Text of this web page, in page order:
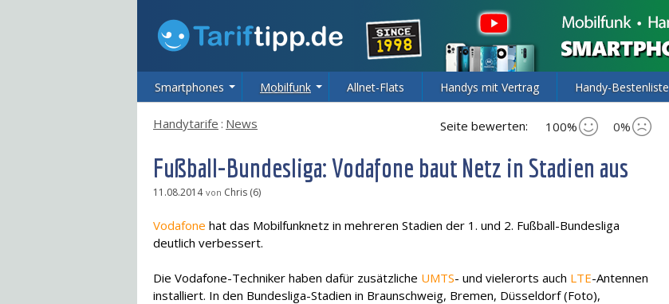
Smartphones Mobilfunk Allnet-Flats Handys mit Vertrag Handy-Bestenliste
Seite bewerten: 100% 0%
Handytarife : News
Fußball-Bundesliga: Vodafone baut Netz in Stadien aus
11.08.2014 von Chris (6)
Vodafone hat das Mobilfunknetz in mehreren Stadien der 1. und 2. Fußball-Bundesliga
deutlich verbessert.
Die Vodafone-Techniker haben dafür zusätzliche UMTS- und vielerorts auch LTE-Antennen
installiert. In den Bundesliga-Stadien in Braunschweig, Bremen, Düsseldorf (Foto),